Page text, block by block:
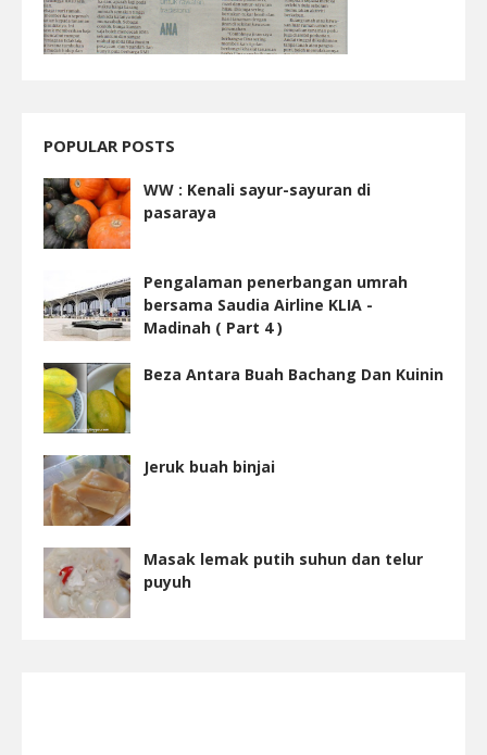
POPULAR POSTS
WW : Kenali sayur-sayuran di
pasaraya
Pengalaman penerbangan umrah
bersama Saudia Airline KLIA -
Madinah ( Part 4 )
Beza Antara Buah Bachang Dan Kuinin
Jeruk buah binjai
Masak lemak putih suhun dan telur
puyuh